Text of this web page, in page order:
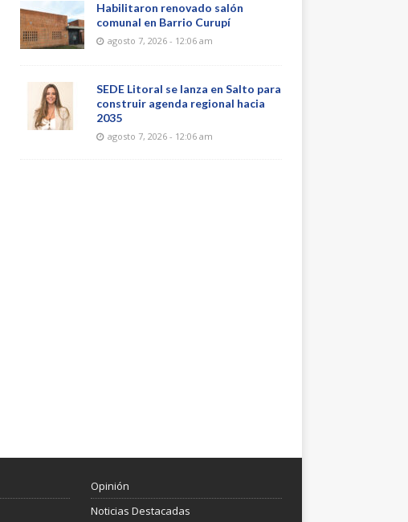
Habilitaron renovado salón
comunal en Barrio Curupí
agosto 7, 2026 - 12:06 am
SEDE Litoral se lanza en Salto para
construir agenda regional hacia
2035
agosto 7, 2026 - 12:06 am
Opinión
Noticias Destacadas